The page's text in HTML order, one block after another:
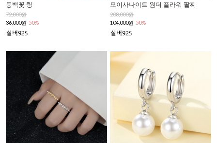
동백꽃 링
72,000원
36,000원 50%
모이사나이트 원더 플라워 팔찌
208,000원
104,000원 50%